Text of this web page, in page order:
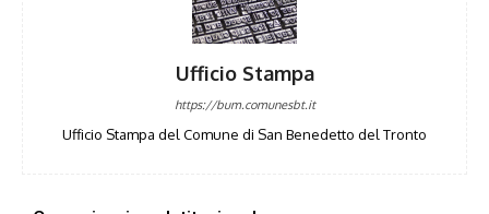
Ufficio Stampa
https://bum.comunesbt.it
Ufficio Stampa del Comune di San Benedetto del Tronto